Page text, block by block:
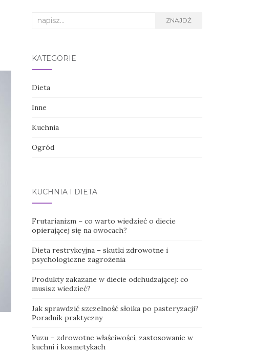
Search
ZNAJDŹ
KATEGORIE
Dieta
Inne
Kuchnia
Ogród
KUCHNIA I DIETA
Frutarianizm – co warto wiedzieć o diecie
opierającej się na owocach?
Dieta restrykcyjna – skutki zdrowotne i
psychologiczne zagrożenia
Produkty zakazane w diecie odchudzającej: co
musisz wiedzieć?
Jak sprawdzić szczelność słoika po pasteryzacji?
Poradnik praktyczny
Yuzu – zdrowotne właściwości, zastosowanie w
kuchni i kosmetykach